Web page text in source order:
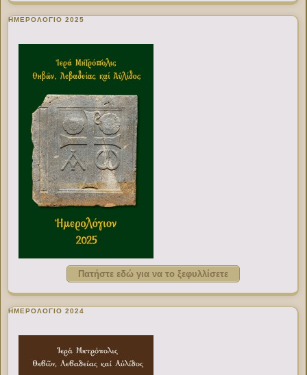
ΗΜΕΡΟΛΟΓΙΟ 2025
Πατήστε εδώ για να το ξεφυλλίσετε
ΗΜΕΡΟΛΟΓΙΟ 2024